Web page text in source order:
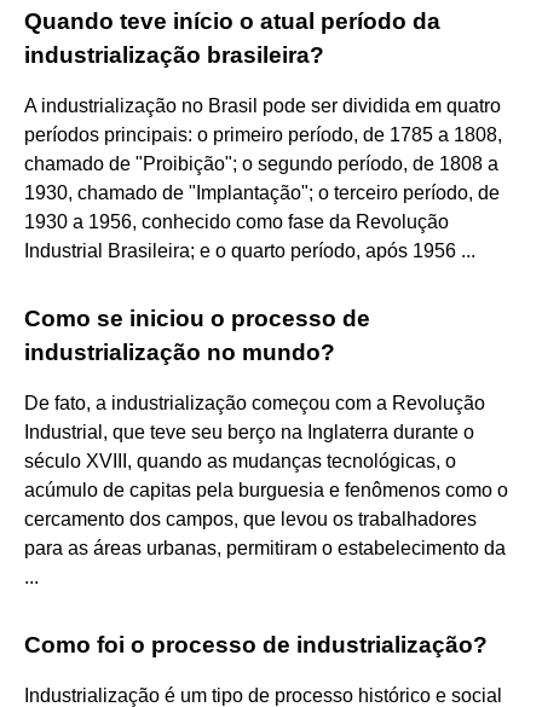
Quando teve início o atual período da
industrialização brasileira?
A industrialização no Brasil pode ser dividida em quatro
períodos principais: o primeiro período, de 1785 a 1808,
chamado de "Proibição"; o segundo período, de 1808 a
1930, chamado de "Implantação"; o terceiro período, de
1930 a 1956, conhecido como fase da Revolução
Industrial Brasileira; e o quarto período, após 1956 ...
Como se iniciou o processo de
industrialização no mundo?
De fato, a industrialização começou com a Revolução
Industrial, que teve seu berço na Inglaterra durante o
século XVIII, quando as mudanças tecnológicas, o
acúmulo de capitas pela burguesia e fenômenos como o
cercamento dos campos, que levou os trabalhadores
para as áreas urbanas, permitiram o estabelecimento da
...
Como foi o processo de industrialização?
Industrialização é um tipo de processo histórico e social